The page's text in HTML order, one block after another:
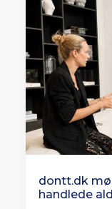
dontt.dk
handlede